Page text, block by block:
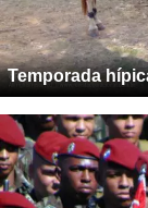
Temporada